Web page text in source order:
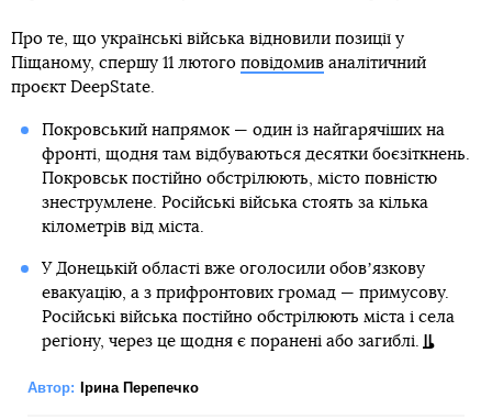
Про те, що українські війська відновили позиції у
Піщаному, спершу 11 лютого повідомив аналітичний
проєкт DeepState.
Покровський напрямок — один із найгарячіших на
фронті, щодня там відбуваються десятки боєзіткнень.
Покровськ постійно обстрілюють, місто повністю
знеструмлене. Російські війська стоять за кілька
кілометрів від міста.
У Донецькій області вже оголосили обовʼязкову
евакуацію, а з прифронтових громад — примусову.
Російські війська постійно обстрілюють міста і села
регіону, через це щодня є поранені або загиблі.
Автор: Ірина Перепечко